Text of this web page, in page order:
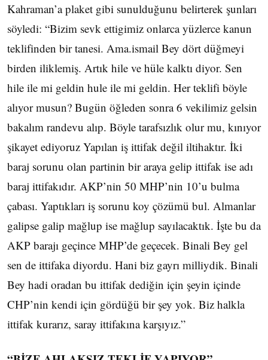
Kahraman’a plaket gibi sunulduğunu belirterek şunları
söyledi: “Bizim sevk ettigimiz onlarca yüzlerce kanun
teklifinden bir tanesi. Ama.ismail Bey dört düğmeyi
birden iliklemiş. Artık hile ve hüle kalktı diyor. Sen
hile ile mi geldin hule ile mi geldin. Her teklifi böyle
alıyor musun? Bugün öğleden sonra 6 vekilimiz gelsin
bakalım randevu alıp. Böyle tarafsızlık olur mu, kınıyor
şikayet ediyoruz Yapılan iş ittifak değil iltihaktır. İki
baraj sorunu olan partinin bir araya gelip ittifak ise adı
baraj ittifakıdır. AKP’nin 50 MHP’nin 10’u bulma
çabası. Yaptıkları iş sorunu koy çözümü bul. Almanlar
galipse galip mağlup ise mağlup sayılacaktık. İşte bu da
AKP barajı geçince MHP’de geçecek. Binali Bey gel
sen de ittifaka diyordu. Hani biz gayrı milliydik. Binali
Bey hadi oradan bu ittifak dediğin için şeyin içinde
CHP’nin kendi için gördüğü bir şey yok. Biz halkla
ittifak kurarız, saray ittifakına karşıyız.”